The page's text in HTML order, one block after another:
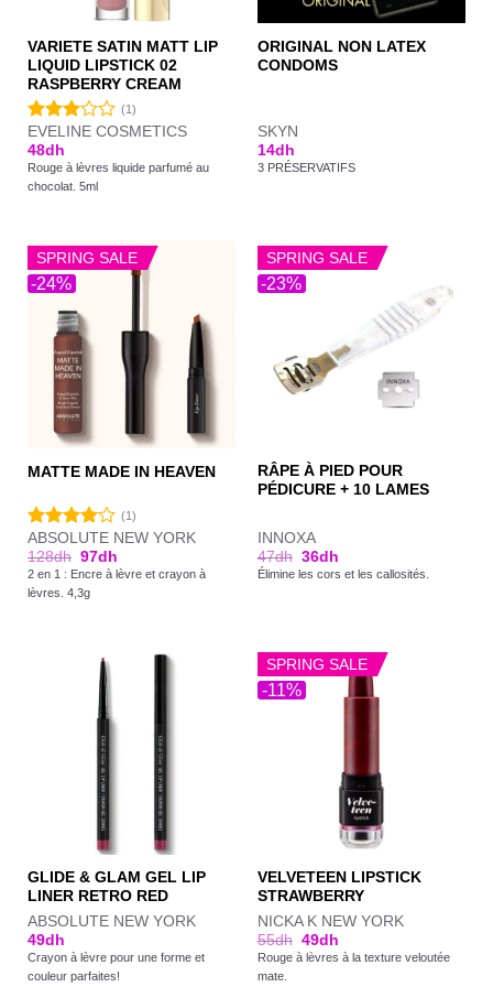
VARIETE SATIN MATT LIP
LIQUID LIPSTICK 02
RASPBERRY CREAM
Note
3.00
sur 5
(1)
EVELINE COSMETICS
48dh
Rouge à lèvres liquide parfumé au
chocolat. 5ml
ORIGINAL NON LATEX
CONDOMS
SKYN
14dh
3 PRÉSERVATIFS
-24%
SPRING SALE
MATTE MADE IN HEAVEN
Note
4.00sur
5
(1)
ABSOLUTE NEW YORK
128dh 97dh
2 en 1 : Encre à lèvre et crayon à
lèvres. 4,3g
-23%
SPRING SALE
RÂPE À PIED POUR
PÉDICURE + 10 LAMES
INNOXA
47dh 36dh
Élimine les cors et les callosités.
GLIDE & GLAM GEL LIP
LINER RETRO RED
ABSOLUTE NEW YORK
49dh
Crayon à lèvre pour une forme et
couleur parfaites!
-11%
SPRING SALE
VELVETEEN LIPSTICK
STRAWBERRY
NICKA K NEW YORK
55dh 49dh
Rouge à lèvres à la texture veloutée
mate.